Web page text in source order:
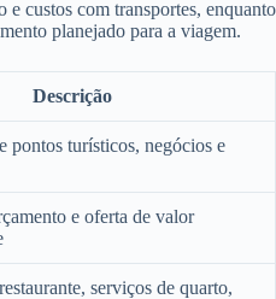
e custos com transportes, enquanto
planejado para a viagem.
Descrição
pontos turísticos, negócios e
e oferta de valor
serviços de quarto,